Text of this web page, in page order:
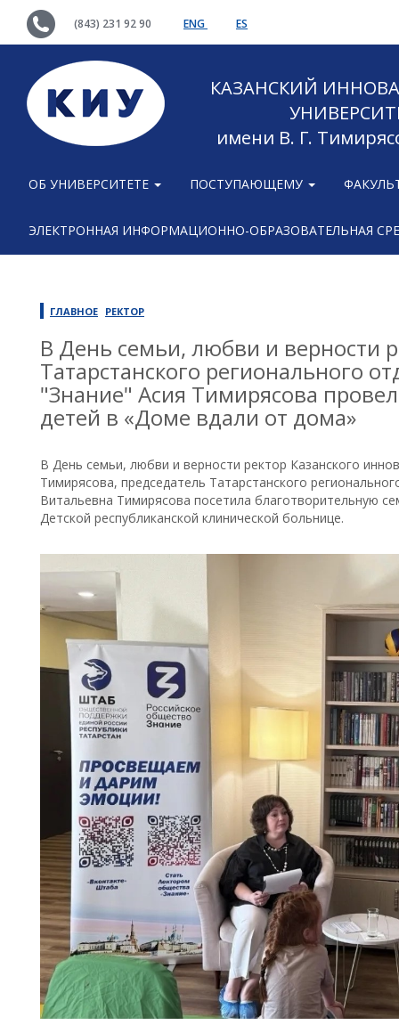
(843) 231 92 90 ENG ES
КАЗАНСКИЙ
имени В. Г.
ОБ УНИВЕРСИТЕТЕ ПОСТУПАЮЩЕМУ
ЭЛЕКТРОННАЯ ИНФОРМАЦИОННО-ОБРАЗОВАТЕЛЬНАЯ
ГЛАВНОЕ РЕКТОР
В День семьи, любви и верности
Татарстанского регионального
"Знание" Асия Тимирясова
детей в «Доме вдали от дома»
В День семьи, любви и верности ректор Казанского
Тимирясова, председатель Татарстанского
Витальевна Тимирясова посетила благотворительную
Детской республиканской клинической больнице.